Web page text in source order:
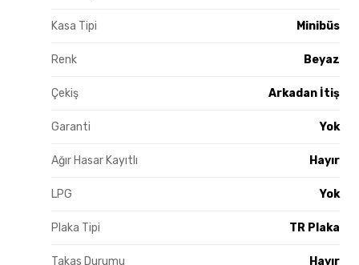
Kasa Tipi Minibüs
Renk Beyaz
Çekiş Arkadan İtiş
Garanti Yok
Ağır Hasar Kayıtlı Hayır
LPG Yok
Plaka Tipi TR Plaka
Takas Durumu Hayır